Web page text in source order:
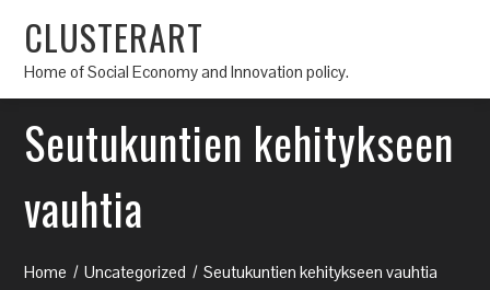
CLUSTERART
Home of Social Economy and Innovation policy.
Seutukuntien kehitykseen
vauhtia
Home Uncategorized Seutukuntien kehitykseen vauhtia